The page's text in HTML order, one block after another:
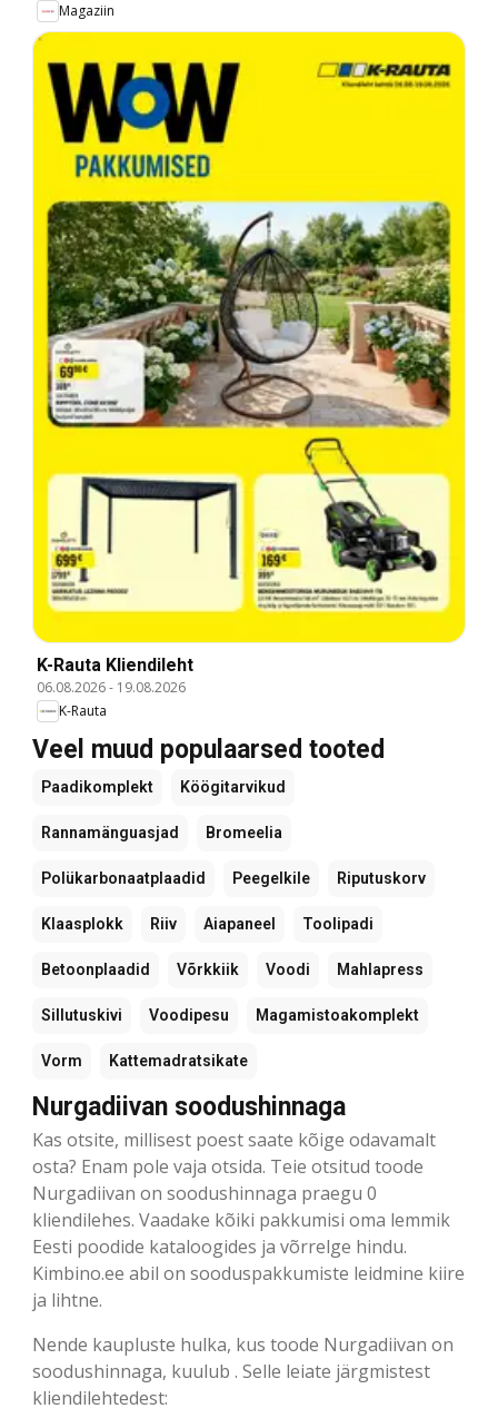
Magaziin
K-Rauta Kliendileht
06.08.2026- 19.08.2026
K-Rauta
Veel muud populaarsed tooted
Paadikomplekt Köögitarvikud
Rannamänguasjad Bromeelia
Polükarbonaatplaadid Peegelkile Riputuskorv
Klaasplokk Riiv Aiapaneel Toolipadi
Betoonplaadid Võrkkiik Voodi Mahlapress
Sillutuskivi Voodipesu Magamistoakomplekt
Vorm Kattemadratsikate
Nurgadiivan soodushinnaga
Kas otsite, millisest poest saate kõige odavamalt
osta? Enam pole vaja otsida. Teie otsitud toode
Nurgadiivan on soodushinnaga praegu 0
kliendilehes. Vaadake kõiki pakkumisi oma lemmik
Eesti poodide kataloogides ja võrrelge hindu.
Kimbino.ee abil on sooduspakkumiste leidmine kiire
ja lihtne.
Nende kaupluste hulka, kus toode Nurgadiivan on
soodushinnaga, kuulub . Selle leiate järgmistest
kliendilehtedest: